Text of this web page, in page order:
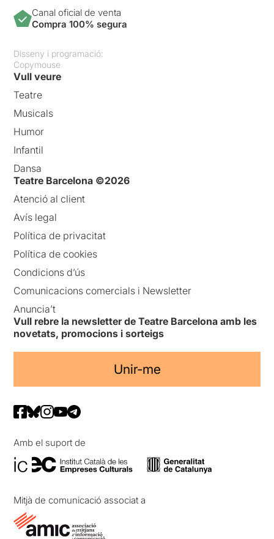
Canal oficial de venta
Compra 100% segura
Disseny i programació:
Copymouse
Vull veure
Teatre
Musicals
Humor
Infantil
Dansa
Teatre Barcelona ©2026
Atenció al client
Avís legal
Política de privacitat
Política de cookies
Condicions d’ús
Comunicacions comercials i Newsletter
Anuncia’t
Vull rebre la newsletter de Teatre Barcelona amb les
novetats, promocions i sorteigs
Unir-me
Amb el suport de
Mitjà de comunicació associat a